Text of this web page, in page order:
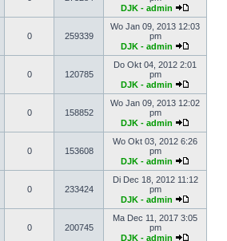
DJK - admin
0 259339
Wo Jan 09, 2013 12:03
pm
DJK - admin
0 120785
Do Okt 04, 2012 2:01
pm
DJK - admin
0 158852
Wo Jan 09, 2013 12:02
pm
DJK - admin
0 153608
Wo Okt 03, 2012 6:26
pm
DJK - admin
0 233424
Di Dec 18, 2012 11:12
pm
DJK - admin
0 200745
Ma Dec 11, 2017 3:05
pm
DJK - admin